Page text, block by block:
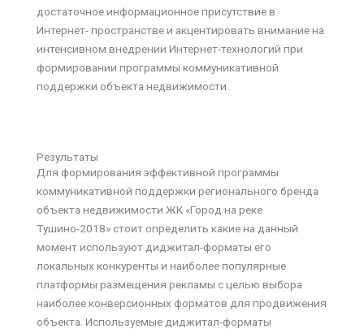
достаточное информационное присутствие в
Интернет- пространстве и акцентировать внимание на
интенсивном внедрении Интернет-технологий при
формировании программы коммуникативной
поддержки объекта недвижимости.
Результаты
Для формирования эффективной программы
коммуникативной поддержки регионального бренда
объекта недвижимости ЖК «Город на реке
Тушино-2018» стоит определить какие на данный
момент используют диджитал-форматы его
локальных конкуренты и наиболее популярные
платформы размещения рекламы с целью выбора
наиболее конверсионных форматов для продвижения
объекта. Используемые диджитал-форматы